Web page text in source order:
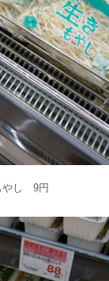
やし 9円